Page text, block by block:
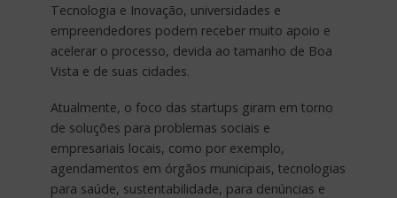
Tecnologia e Inovação, universidades e
empreendedores podem receber muito apoio e
acelerar o processo, devida ao tamanho de Boa
Vista e de suas cidades.
Atualmente, o foco das startups giram em torno
de soluções para problemas sociais e
empresariais locais, como por exemplo,
agendamentos em órgãos municipais, tecnologias
para saúde, sustentabilidade, para denúncias e